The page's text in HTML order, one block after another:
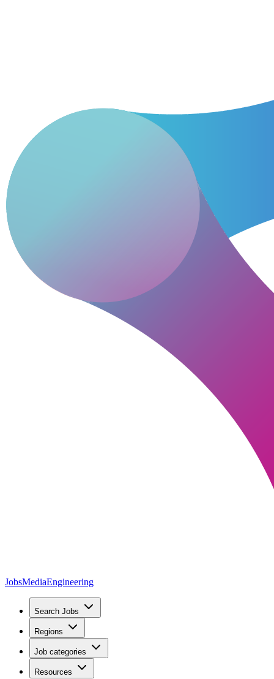
JobsMediaEngineering
Search Jobs
Regions
Job categories
Resources